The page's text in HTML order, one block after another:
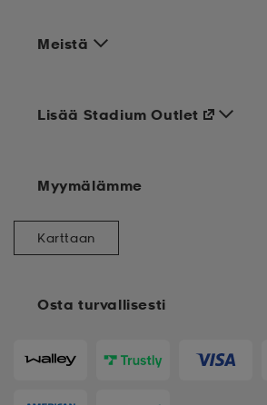
Meistä
Osta turvallisesti
Lisää Stadium Outlet
Myymälämme
Karttaan